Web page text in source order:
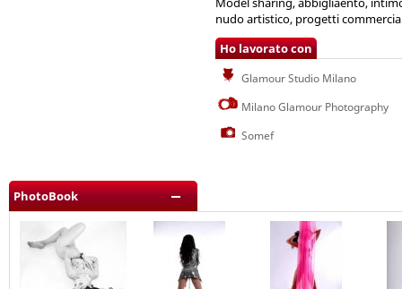
nudo artistico, progetti
Ho lavorato con
Glamour Studio Milano
Milano Glamour Photography
Somef
PhotoBook